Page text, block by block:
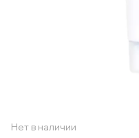
Нет в наличии